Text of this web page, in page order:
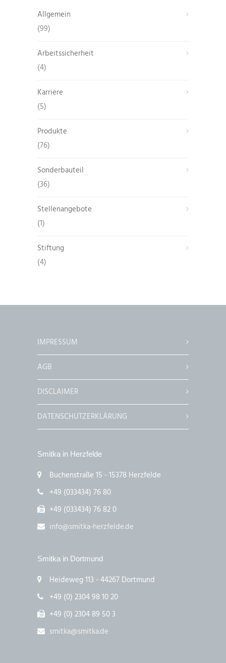
Allgemein
(99)
Arbeitssicherheit
(4)
Karriere
(5)
Produkte
(76)
Sonderbauteil
(36)
Stellenangebote
(1)
Stiftung
(4)
IMPRESSUM
AGB
DISCLAIMER
DATENSCHUTZERKLÄRUNG
Smitka in Herzfelde
Buchenstraße 15 - 15378 Herzfelde
+49 (033434) 76 80
+49 (033434) 76 82 0
info@smitka-herzfelde.de
Smitka in Dortmund
Heideweg 113 - 44267 Dortmund
+49 (0) 2304 98 10 20
+49 (0) 2304 89 50 3
smitka@smitka.de